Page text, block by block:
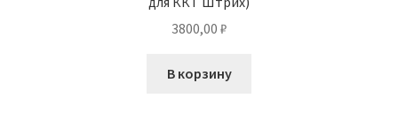
3800,00 ₽
В корзину